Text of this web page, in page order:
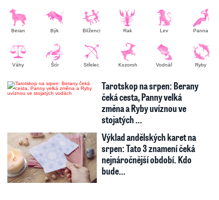
Beran Býk Blíženci Rak Lev Panna
Váhy Štír Střelec Kozoroh Vodnář Ryby
Tarotskop na srpen: Berany
čeká cesta, Panny velká
změna a Ryby uvíznou ve
stojatých …
Výklad andělských karet na
srpen: Tato 3 znamení čeká
nejnáročnější období. Kdo
bude…